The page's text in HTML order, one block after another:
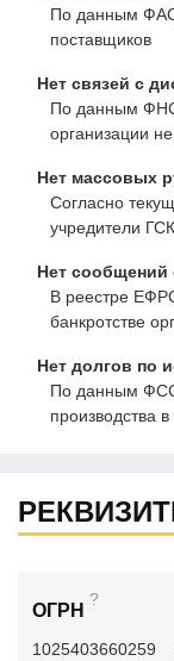
По данным
поставщиков
Нет связей с
По данным
организации
Нет массовых
Согласно
учредители
Нет сообщений
В реестре
банкротстве
Нет долгов по
По данным
производства
ОГРН
?
1025403660259